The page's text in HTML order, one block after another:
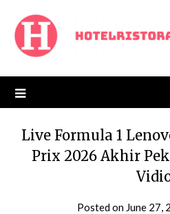
content
Live Formula 1
Prix 2026 Akhir
Posted on June 27,